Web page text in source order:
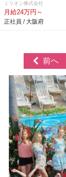
ミリオン株式会社
月給24万円～
正社員 / 大阪府
前へ